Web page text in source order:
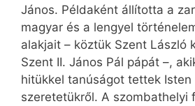
János. Példaként állította a
magyar és a lengyel
alakjait – köztük Szent László
Szent II. János Pál pápát –,
hitükkel tanúságot tettek Isten
szeretetükről. A szombathelyi